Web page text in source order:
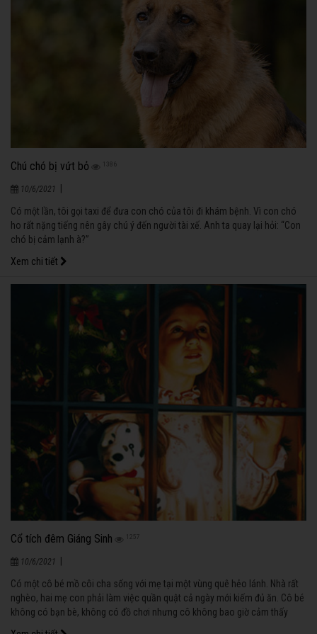
Chú chó bị vứt bỏ 1386
10/6/2021
Có một lần, tôi gọi taxi để đưa con chó của tôi đi khám bệnh. Vì con chó
ho rất nặng tiếng nên gây chú ý đến người tài xế. Anh ta quay lại hỏi: “Con
chó bị cảm lạnh à?”
Xem chi tiết
Cổ tích đêm Giáng Sinh 1257
10/6/2021
Có một cô bé mồ côi cha sống với mẹ tại một vùng quê hẻo lánh. Nhà rất
nghèo, hai mẹ con phải làm việc quần quật cả ngày mới kiếm đủ ăn. Cô bé
không có bạn bè, không có đồ chơi nhưng cô không bao giờ cảm thấy